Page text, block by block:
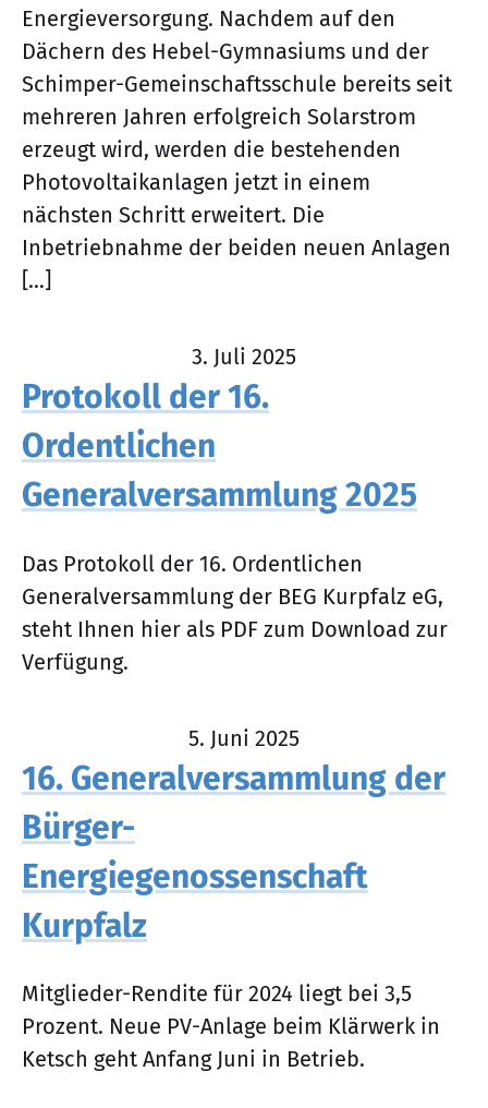
Energieversorgung. Nachdem auf den
Dächern des Hebel-Gymnasiums und der
Schimper-Gemeinschaftsschule bereits seit
mehreren Jahren erfolgreich Solarstrom
erzeugt wird, werden die bestehenden
Photovoltaikanlagen jetzt in einem
nächsten Schritt erweitert. Die
Inbetriebnahme der beiden neuen Anlagen
[…]
3. Juli 2025
Protokoll der 16.
Ordentlichen
Generalversammlung 2025
Das Protokoll der 16. Ordentlichen
Generalversammlung der BEG Kurpfalz eG,
steht Ihnen hier als PDF zum Download zur
Verfügung.
5. Juni 2025
16. Generalversammlung der
Bürger-
Energiegenossenschaft
Kurpfalz
Mitglieder-Rendite für 2024 liegt bei 3,5
Prozent. Neue PV-Anlage beim Klärwerk in
Ketsch geht Anfang Juni in Betrieb.